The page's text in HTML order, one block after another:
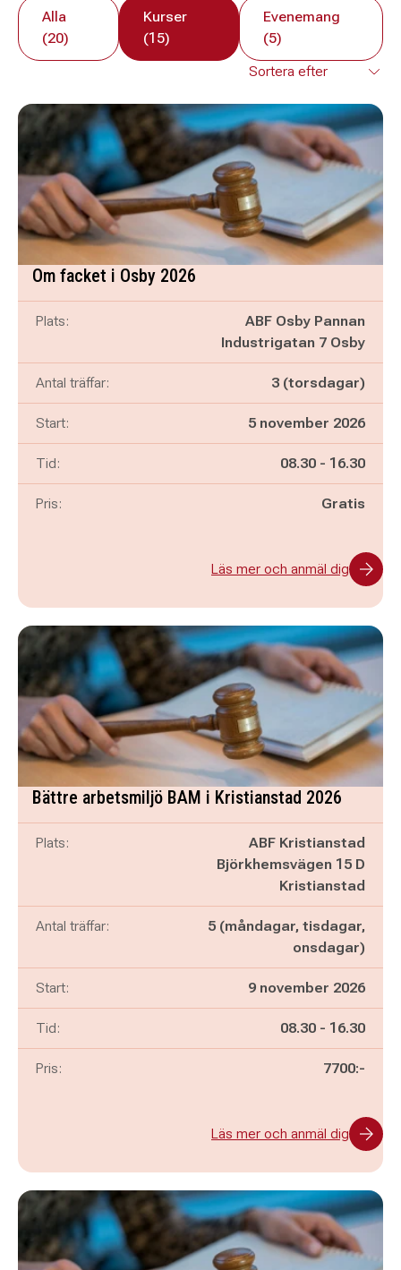
Alla
(20)
Kurser
(15)
Evenemang
(5)
Om facket i Osby 2026
Plats:
ABF Osby Pannan
Industrigatan 7 Osby
Antal träffar: 3 (torsdagar)
Start: 5 november 2026
Tid: Pågår mellan
08.30 - och
16.30
Pris: Gratis
Läs mer och anmäl dig
Bättre arbetsmiljö BAM i Kristianstad 2026
Plats:
ABF Kristianstad
Björkhemsvägen 15 D
Kristianstad
Antal träffar:
5 (måndagar, tisdagar,
onsdagar)
Start: 9 november 2026
Tid: Pågår mellan
08.30 - och
16.30
Pris: 7700:-
Läs mer och anmäl dig